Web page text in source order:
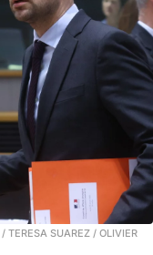
/ TERESA SUAREZ / OLIVIER